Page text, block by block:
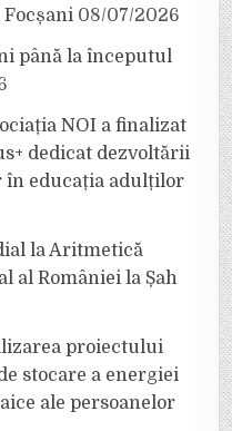
08/07/2026
până la începutul
NOI a finalizat
dedicat dezvoltării
educația adulților
la Aritmetică
al României la Șah
proiectului
stocare a energiei
ale persoanelor